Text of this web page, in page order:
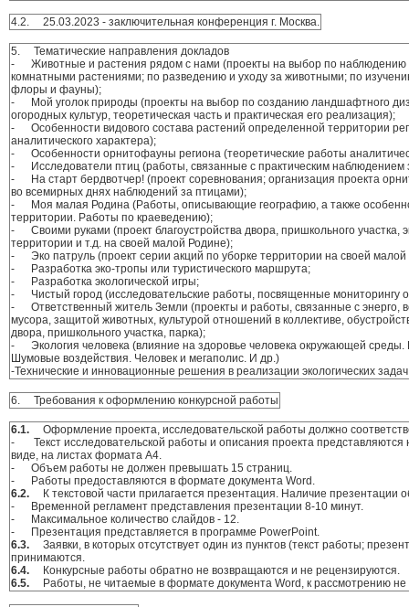
4.2. 25.03.2023 - заключительная конференция г. Москва.
5. Тематические направления докладов
- Животные и растения рядом с нами (проекты на выбор по
комнатными растениями; по разведению и уходу за животными; по
флоры и фауны);
- Мой уголок природы (проекты на выбор по созданию ландшафтного
огородных культур, теоретическая часть и практическая его реализация);
- Особенности видового состава растений определенной территории
аналитического характера);
- Особенности орнитофауны региона (теоретические работы
- Исследователи птиц (работы, связанные с практическим наблюдением
- На старт бердвотчер! (проект соревнования; организация проекта
во всемирных днях наблюдений за птицами);
- Моя малая Родина (Работы, описывающие географию, а также
территории. Работы по краеведению);
- Своими руками (проект благоустройства двора, пришкольного участка,
территории и т.д. на своей малой Родине);
- Эко патруль (проект серии акций по уборке территории на своей малой
- Разработка эко-тропы или туристического маршрута;
- Разработка экологической игры;
- Чистый город (исследовательские работы, посвященные мониторингу
- Ответственный житель Земли (проекты и работы, связанные с энерго,
мусора, защитой животных, культурой отношений в коллективе,
двора, пришкольного участка, парка);
- Экология человека (влияние на здоровье человека окружающей среды.
Шумовые воздействия. Человек и мегаполис. И др.)
-Технические и инновационные решения в реализации экологических задач
6. Требования к оформлению конкурсной работы
6.1. Оформление проекта, исследовательской работы должно
- Текст исследовательской работы и описания проекта представляются
виде, на листах формата А4.
- Объем работы не должен превышать 15 страниц.
- Работы предоставляются в формате документа Word.
6.2. К текстовой части прилагается презентация. Наличие презентации
- Временной регламент представления презентации 8-10 минут.
- Максимальное количество слайдов - 12.
- Презентация представляется в программе PowerPoint.
6.3. Заявки, в которых отсутствует один из пунктов (текст работы;
принимаются.
6.4. Конкурсные работы обратно не возвращаются и не рецензируются.
6.5. Работы, не читаемые в формате документа Word, к рассмотрению